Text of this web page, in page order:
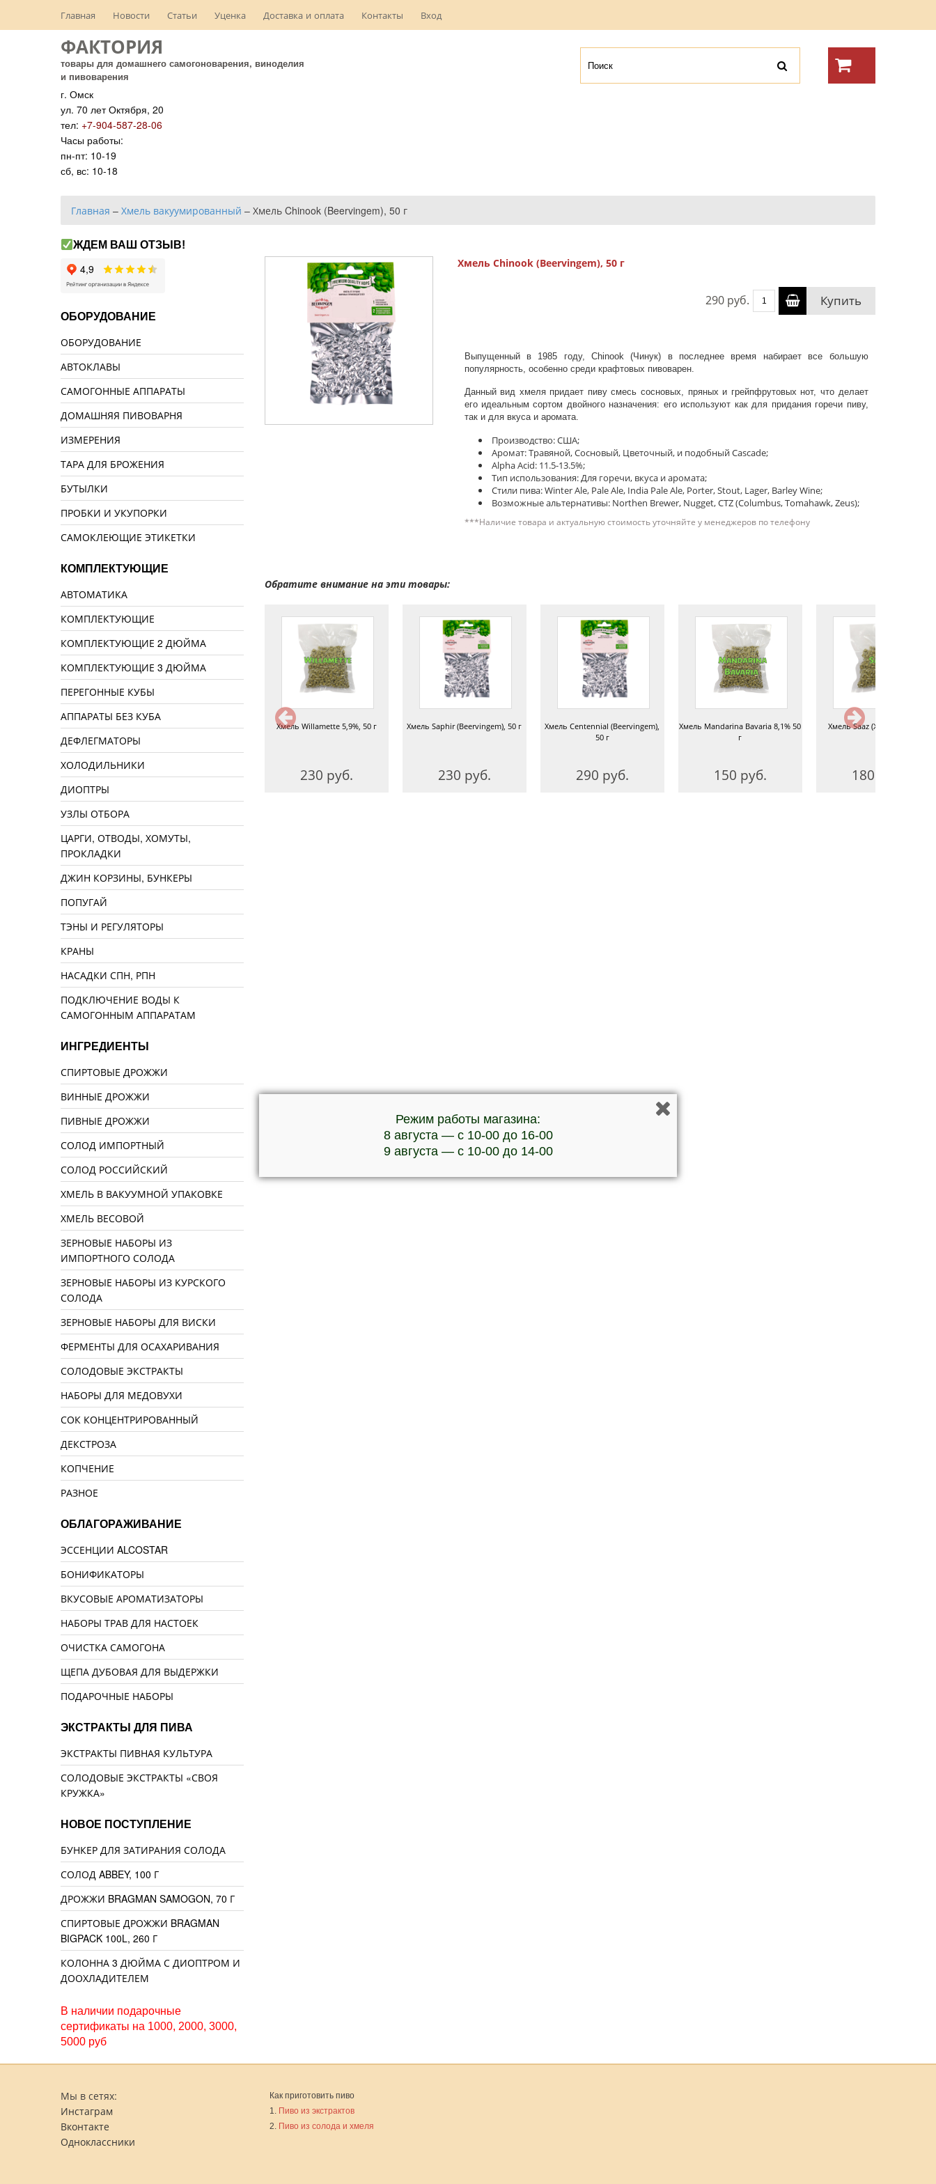
Главная Новости Статьи Уценка Доставка и оплата Контакты Вход
ФАКТОРИЯ
товары для домашнего самогоноварения, виноделия
и пивоварения
г. Омск
ул. 70 лет Октября, 20
тел: +7-904-587-28-06
Часы работы:
пн-пт: 10-19
сб, вс: 10-18
Главная – Хмель вакуумированный – Хмель Chinook (Beervingem), 50 г
Хмель Chinook (Beervingem), 50 г
290 руб. Купить
Выпущенный в 1985 году, Chinook (Чинук) в последнее время набирает все большую
популярность, особенно среди крафтовых пивоварен.
Данный вид хмеля придает пиву смесь сосновых, пряных и грейпфрутовых нот, что делает
его идеальным сортом двойного назначения: его используют как для придания горечи пиву,
так и для вкуса и аромата.
Производство: США;
Аромат: Травяной, Сосновый, Цветочный, и подобный Cascade;
Alpha Acid: 11.5-13.5%;
Тип использования: Для горечи, вкуса и аромата;
Стили пива: Winter Ale, Pale Ale, India Pale Ale, Porter, Stout, Lager, Barley Wine;
Возможные альтернативы: Northen Brewer, Nugget, CTZ (Columbus, Tomahawk, Zeus);
***Наличие товара и актуальную стоимость уточняйте у менеджеров по телефону
Обратите внимание на эти товары:
Хмель Simcoe 12,7% 50 г
250 руб.
Хмель Московский ранний, 50 г
180 руб.
Хмель Willamette 5,9%, 50 г
230 руб.
Хмель Saphir (Beervingem), 50 г
230 руб.
Хмель Centennial (Beervingem),
50 г
290 руб.
Хмель Mandarina Bavaria 8,1% 50
г
150 руб.
Хмель Saaz (Жатецкий) 50 г
180 руб.
ЖДЕМ ВАШ ОТЗЫВ!
ОБОРУДОВАНИЕ
ОБОРУДОВАНИЕ
АВТОКЛАВЫ
САМОГОННЫЕ АППАРАТЫ
ДОМАШНЯЯ ПИВОВАРНЯ
ИЗМЕРЕНИЯ
ТАРА ДЛЯ БРОЖЕНИЯ
БУТЫЛКИ
ПРОБКИ И УКУПОРКИ
САМОКЛЕЮЩИЕ ЭТИКЕТКИ
КОМПЛЕКТУЮЩИЕ
АВТОМАТИКА
КОМПЛЕКТУЮЩИЕ
КОМПЛЕКТУЮЩИЕ 2 ДЮЙМА
КОМПЛЕКТУЮЩИЕ 3 ДЮЙМА
ПЕРЕГОННЫЕ КУБЫ
АППАРАТЫ БЕЗ КУБА
ДЕФЛЕГМАТОРЫ
ХОЛОДИЛЬНИКИ
ДИОПТРЫ
УЗЛЫ ОТБОРА
ЦАРГИ, ОТВОДЫ, ХОМУТЫ,
ПРОКЛАДКИ
ДЖИН КОРЗИНЫ, БУНКЕРЫ
ПОПУГАЙ
ТЭНЫ И РЕГУЛЯТОРЫ
КРАНЫ
НАСАДКИ СПН, РПН
ПОДКЛЮЧЕНИЕ ВОДЫ К
САМОГОННЫМ АППАРАТАМ
ИНГРЕДИЕНТЫ
СПИРТОВЫЕ ДРОЖЖИ
ВИННЫЕ ДРОЖЖИ
ПИВНЫЕ ДРОЖЖИ
СОЛОД ИМПОРТНЫЙ
СОЛОД РОССИЙСКИЙ
ХМЕЛЬ В ВАКУУМНОЙ УПАКОВКЕ
ХМЕЛЬ ВЕСОВОЙ
ЗЕРНОВЫЕ НАБОРЫ ИЗ
ИМПОРТНОГО СОЛОДА
ЗЕРНОВЫЕ НАБОРЫ ИЗ КУРСКОГО
СОЛОДА
ЗЕРНОВЫЕ НАБОРЫ ДЛЯ ВИСКИ
ФЕРМЕНТЫ ДЛЯ ОСАХАРИВАНИЯ
СОЛОДОВЫЕ ЭКСТРАКТЫ
НАБОРЫ ДЛЯ МЕДОВУХИ
СОК КОНЦЕНТРИРОВАННЫЙ
ДЕКСТРОЗА
КОПЧЕНИЕ
РАЗНОЕ
ОБЛАГОРАЖИВАНИЕ
ЭССЕНЦИИ ALCOSTAR
БОНИФИКАТОРЫ
ВКУСОВЫЕ АРОМАТИЗАТОРЫ
НАБОРЫ ТРАВ ДЛЯ НАСТОЕК
ОЧИСТКА САМОГОНА
ЩЕПА ДУБОВАЯ ДЛЯ ВЫДЕРЖКИ
ПОДАРОЧНЫЕ НАБОРЫ
ЭКСТРАКТЫ ДЛЯ ПИВА
ЭКСТРАКТЫ ПИВНАЯ КУЛЬТУРА
СОЛОДОВЫЕ ЭКСТРАКТЫ «СВОЯ
КРУЖКА»
НОВОЕ ПОСТУПЛЕНИЕ
БУНКЕР ДЛЯ ЗАТИРАНИЯ СОЛОДА
СОЛОД ABBEY, 100 Г
ДРОЖЖИ BRAGMAN SAMOGON, 70 Г
СПИРТОВЫЕ ДРОЖЖИ BRAGMAN
BIGPACK 100L, 260 Г
КОЛОННА 3 ДЮЙМА С ДИОПТРОМ И
ДООХЛАДИТЕЛЕМ
В наличии подарочные
сертификаты на 1000, 2000, 3000,
5000 руб
Мы в сетях:
Инстаграм
Вконтакте
Одноклассники
Как приготовить пиво
1. Пиво из экстрактов
2. Пиво из солода и хмеля
Режим работы магазина:
8 августа — с 10-00 до 16-00
9 августа — с 10-00 до 14-00